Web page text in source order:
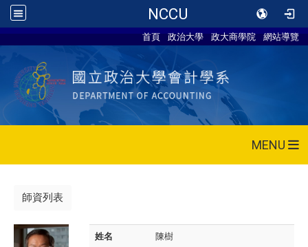
NCCU
首頁 政治大學 政大商學院 網站導覽
MENU
師資列表
姓名 陳樹